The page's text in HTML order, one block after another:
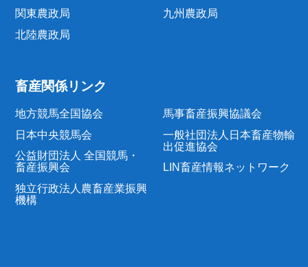
関東農政局
北陸農政局
九州農政局
畜産関係リンク
地方競馬全国協会
日本中央競馬会
公益財団法人 全国競馬・
畜産振興会
独立行政法人農畜産業振興
機構
馬事畜産振興協議会
一般社団法人日本畜産物輸
出促進協会
LIN畜産情報ネットワーク